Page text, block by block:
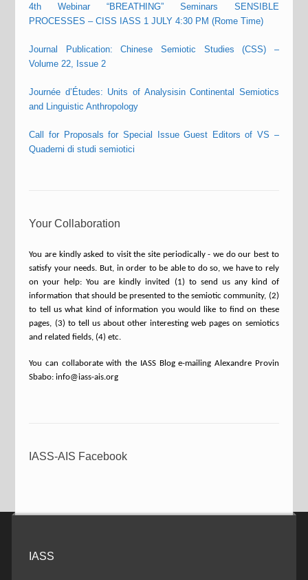
4th Webinar “BREATHING” Seminars SENSIBLE
PROCESSES – CISS IASS 1 JULY 4:30 PM (Rome Time)
Journal Publication: Chinese Semiotic Studies (CSS) –
Volume 22, Issue 2
Journée d’Études: Units of Analysisin Continental Semiotics
and Linguistic Anthropology
Call for Proposals for Special Issue Guest Editors of VS –
Quaderni di studi semiotici
Your Collaboration
You are kindly asked to visit the site periodically - we do our best to
satisfy your needs. But, in order to be able to do so, we have to rely
on your help: You are kindly invited (1) to send us any kind of
information that should be presented to the semiotic community, (2)
to tell us what kind of information you would like to find on these
pages, (3) to tell us about other interesting web pages on semiotics
and related fields, (4) etc.
You can collaborate with the IASS Blog e-mailing Alexandre Provin
Sbabo: info@iass-ais.org
IASS-AIS Facebook
IASS